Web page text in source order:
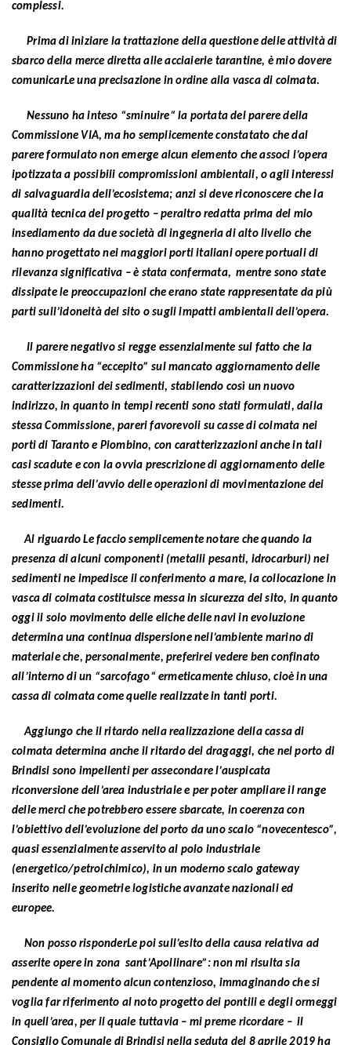
complessi.
Prima di iniziare la trattazione della questione delle attività di
sbarco della merce diretta alle acciaierie tarantine, è mio dovere
comunicarLe una precisazione in ordine alla vasca di colmata.
Nessuno ha inteso “sminuire“ la portata del parere della
Commissione VIA, ma ho semplicemente constatato che dal
parere formulato non emerge alcun elemento che associ l’opera
ipotizzata a possibili compromissioni ambientali, o agli interessi
di salvaguardia dell’ecosistema; anzi si deve riconoscere che la
qualità tecnica del progetto – peraltro redatta prima del mio
insediamento da due società di ingegneria di alto livello che
hanno progettato nei maggiori porti italiani opere portuali di
rilevanza significativa – è stata confermata, mentre sono state
dissipate le preoccupazioni che erano state rappresentate da più
parti sull’idoneità del sito o sugli impatti ambientali dell’opera.
Il parere negativo si regge essenzialmente sul fatto che la
Commissione ha “eccepito” sul mancato aggiornamento delle
caratterizzazioni dei sedimenti, stabilendo così un nuovo
indirizzo, in quanto in tempi recenti sono stati formulati, dalla
stessa Commissione, pareri favorevoli su casse di colmata nei
porti di Taranto e Piombino, con caratterizzazioni anche in tali
casi scadute e con la ovvia prescrizione di aggiornamento delle
stesse prima dell’avvio delle operazioni di movimentazione dei
sedimenti.
Al riguardo Le faccio semplicemente notare che quando la
presenza di alcuni componenti (metalli pesanti, idrocarburi) nei
sedimenti ne impedisce il conferimento a mare, la collocazione in
vasca di colmata costituisce messa in sicurezza del sito, in quanto
oggi il solo movimento delle eliche delle navi in evoluzione
determina una continua dispersione nell’ambiente marino di
materiale che, personalmente, preferirei vedere ben confinato
all’interno di un “sarcofago“ ermeticamente chiuso, cioè in una
cassa di colmata come quelle realizzate in tanti porti.
Aggiungo che il ritardo nella realizzazione della cassa di
colmata determina anche il ritardo dei dragaggi, che nel porto di
Brindisi sono impellenti per assecondare l’auspicata
riconversione dell’area industriale e per poter ampliare il range
delle merci che potrebbero essere sbarcate, in coerenza con
l’obiettivo dell’evoluzione del porto da uno scalo “novecentesco”,
quasi essenzialmente asservito al polo industriale
(energetico/petrolchimico), in un moderno scalo gateway
inserito nelle geometrie logistiche avanzate nazionali ed
europee.
Non posso risponderLe poi sull’esito della causa relativa ad
asserite opere in zona sant’Apollinare”: non mi risulta sia
pendente al momento alcun contenzioso, immaginando che si
voglia far riferimento al noto progetto dei pontili e degli ormeggi
in quell’area, per il quale tuttavia – mi preme ricordare – il
Consiglio Comunale di Brindisi nella seduta del 8 aprile 2019 ha